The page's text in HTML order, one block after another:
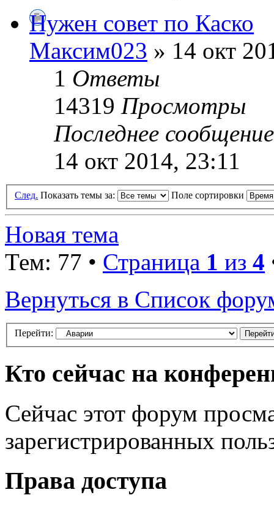
Нужен совет по Каско
Максим023 » 14 окт
1 Ответы
14319 Просмотры
Последнее
14 окт 2014, 23:11
След. Показать темы за: Поле сортировки
Новая тема
Тем: 77 • Страница 1 из 4
Вернуться в Список
Перейти:
Кто сейчас на
Сейчас этот форум
зарегистрированных
Права доступа